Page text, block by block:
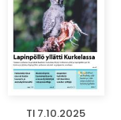
TI 7.10.2025